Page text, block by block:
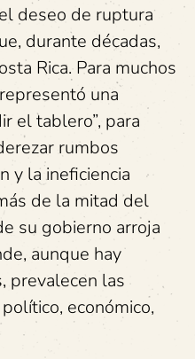
deseo de ruptura
durante décadas,
Rica. Para muchos
una
el tablero”, para
rumbos
y la ineficiencia
de la mitad del
su gobierno arroja
aunque hay
prevalecen las
económico,